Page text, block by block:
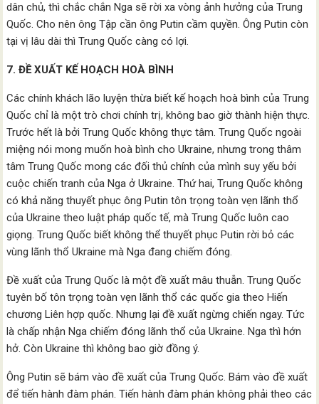
dân chủ, thì chắc chắn Nga sẽ rời xa vòng ảnh hưởng của Trung
Quốc. Cho nên ông Tập cần ông Putin cầm quyền. Ông Putin còn
tại vị lâu dài thì Trung Quốc càng có lợi.
7. ĐỀ XUẤT KẾ HOẠCH HOÀ BÌNH
Các chính khách lão luyện thừa biết kế hoạch hoà bình của Trung
Quốc chỉ là một trò chơi chính trị, không bao giờ thành hiện thực.
Trước hết là bởi Trung Quốc không thực tâm. Trung Quốc ngoài
miệng nói mong muốn hoà bình cho Ukraine, nhưng trong thâm
tâm Trung Quốc mong các đối thủ chính của mình suy yếu bởi
cuộc chiến tranh của Nga ở Ukraine. Thứ hai, Trung Quốc không
có khả năng thuyết phục ông Putin tôn trọng toàn vẹn lãnh thổ
của Ukraine theo luật pháp quốc tế, mà Trung Quốc luôn cao
giọng. Trung Quốc biết không thể thuyết phục Putin rời bỏ các
vùng lãnh thổ Ukraine mà Nga đang chiếm đóng.
Đề xuất của Trung Quốc là một đề xuất mâu thuẫn. Trung Quốc
tuyên bố tôn trọng toàn vẹn lãnh thổ các quốc gia theo Hiến
chương Liên hợp quốc. Nhưng lại đề xuất ngừng chiến ngay. Tức
là chấp nhận Nga chiếm đóng lãnh thổ của Ukraine. Nga thì hớn
hở. Còn Ukraine thì không bao giờ đồng ý.
Ông Putin sẽ bám vào đề xuất của Trung Quốc. Bám vào đề xuất
để tiến hành đàm phán. Tiến hành đàm phán không phải theo các